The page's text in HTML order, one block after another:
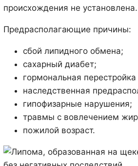
происхождения не установлена.
Предрасполагающие причины:
сбой липидного обмена;
сахарный диабет;
гормональная
наследственная
гипофизарные нарушения;
травмы с вовлечением
пожилой возраст.